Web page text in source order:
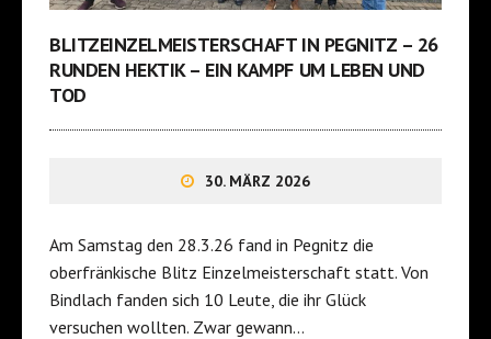
BLITZEINZELMEISTERSCHAFT IN PEGNITZ – 26
RUNDEN HEKTIK – EIN KAMPF UM LEBEN UND
TOD
30. MÄRZ 2026
Am Samstag den 28.3.26 fand in Pegnitz die
oberfränkische Blitz Einzelmeisterschaft statt. Von
Bindlach fanden sich 10 Leute, die ihr Glück
versuchen wollten. Zwar gewann…